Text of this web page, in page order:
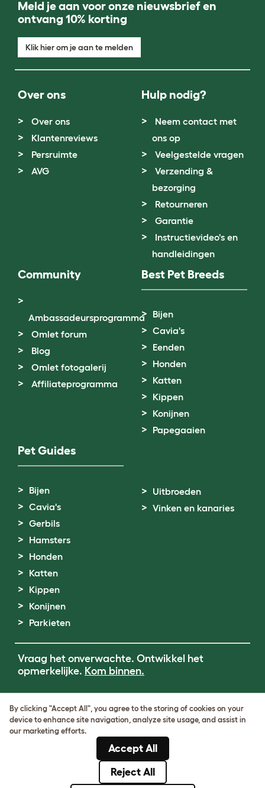
Meld je aan voor onze nieuwsbrief en
ontvang 10% korting
Klik hier om je aan te melden
Over ons
Over ons
Klantenreviews
Persruimte
AVG
Hulp nodig?
Neem contact met
ons op
Veelgestelde vragen
Verzending &
bezorging
Retourneren
Garantie
Instructievideo's en
handleidingen
Community
Ambassadeursprogramma
Omlet forum
Blog
Omlet fotogalerij
Affiliateprogramma
Best Pet Breeds
Bijen
Cavia's
Eenden
Honden
Katten
Kippen
Konijnen
Papegaaien
Pet Guides
Bijen
Cavia's
Gerbils
Hamsters
Honden
Katten
Kippen
Konijnen
Parkieten
Uitbroeden
Vinken en kanaries
Vraag het onverwachte. Ontwikkel het
opmerkelijke. Kom binnen.
Cookie & Privacy Policy
Cookie Settings
BTW-nummer: DE317631106
KvK-nummer: 05028498
© Omlet 2026
By clicking "Accept All", you agree to the storing of cookies on your
device to enhance site navigation, analyze site usage, and assist in
our marketing efforts.
Accept All
Reject All